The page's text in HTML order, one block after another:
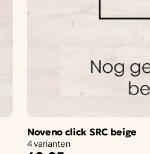
Noveno click SRC beige
4 varianten